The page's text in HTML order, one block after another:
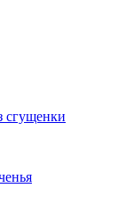
сгущенки